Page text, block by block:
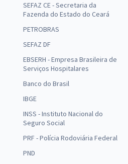
do Rio Grande do Sul - Língua
Cargos de Nível Superior
à vista
R$5,99
R$ 17,98 (-20%)
do Rio Grande do Sul - Informática
de Nível Superior
SEFAZ CE - Secretaria da
Fazenda do Estado do Ceará
PETROBRAS
SEFAZ DF
EBSERH - Empresa Brasileira de
Serviços Hospitalares
Banco do Brasil
IBGE
INSS - Instituto Nacional do
Seguro Social
PRF - Polícia Rodoviária Federal
PND